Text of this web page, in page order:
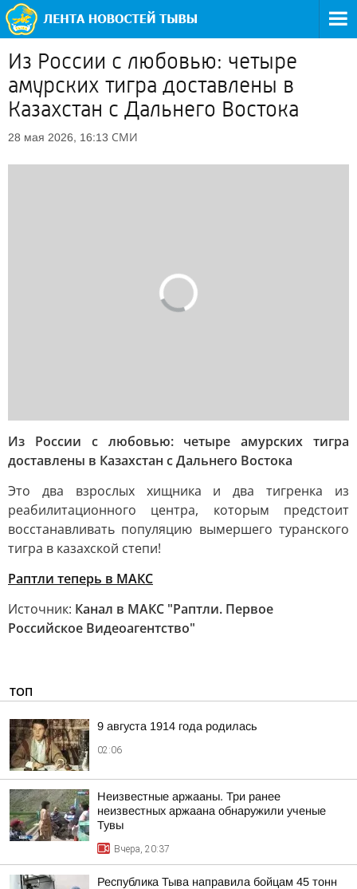
Из России с любовью: четыре
амурских тигра доставлены в
Казахстан с Дальнего Востока
28 мая 2026, 16:13 СМИ
Из России с любовью: четыре амурских тигра
доставлены в Казахстан с Дальнего Востока
Это два взрослых хищника и два тигренка из
реабилитационного центра, которым предстоит
восстанавливать популяцию вымершего туранского
тигра в казахской степи!
Раптли теперь в МАКС
Источник: Канал в МАКС "Раптли. Первое
Российское Видеоагентство"
ТОП
9 августа 1914 года родилась
02:06
Неизвестные аржааны. Три ранее
неизвестных аржаана обнаружили ученые
Тувы
Вчера, 20:37
Республика Тыва направила бойцам 45 тонн